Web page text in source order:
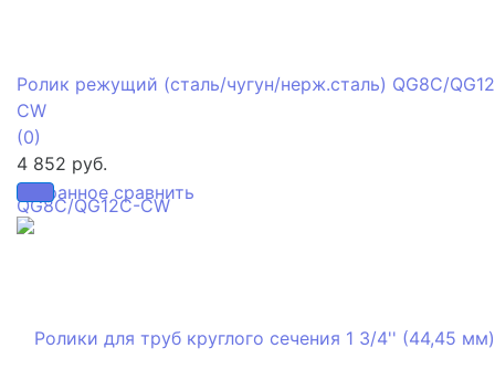
избранное сравнить
Ролик режущий (сталь/чугун/нерж.сталь) QG8C/
CW
(0)
4 852 руб.